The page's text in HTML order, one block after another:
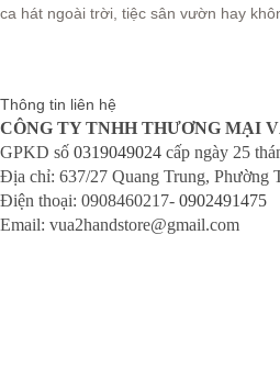
ca hát ngoài trời, tiệc sân vườn hay
Thông tin liên hệ
CÔNG TY TNHH THƯƠNG MẠI
GPKD số 0319049024 cấp ngày 25
Địa chỉ: 637/27 Quang Trung,
Điện thoại: 0908460217- 0902491475
Email: vua2handstore@gmail.com